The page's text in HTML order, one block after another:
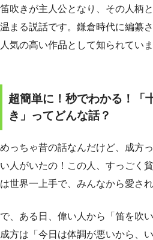
笛吹きが主人公となり、その人柄
温まる説話です。鎌倉時代に編纂
人気の高い作品として知られていま
超簡単に！秒でわかる！「
き」ってどんな話？
めっちゃ昔の話なんだけど、成方
い人がいたの！この人、すっごく
は世界一上手で、みんなから愛さ
で、ある日、偉い人から「笛を吹
成方は「今日は体調が悪いから、